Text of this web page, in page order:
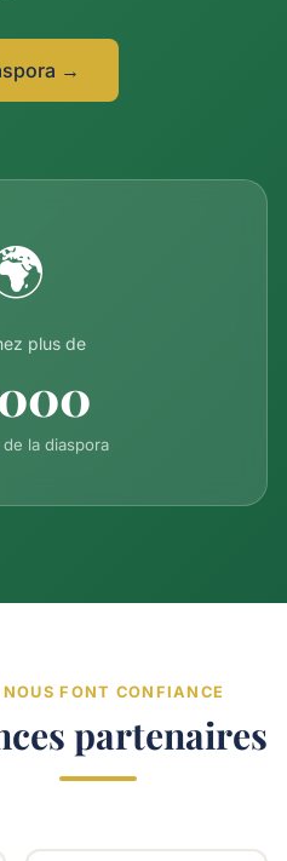
→
plus de
la diaspora
NOUS FONT CONFIANCE
partenaires